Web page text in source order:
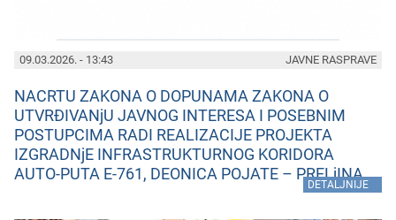
09.03.2026. - 13:43
NACRTU ZAKONA O DOPUNAMA ZAKONA O
UTVRĐIVANjU JAVNOG INTERESA I POSEBNIM
POSTUPCIMA RADI REALIZACIJE PROJEKTA
IZGRADNjE INFRASTRUKTURNOG KORIDORA
AUTO-PUTA E-761, DEONICA POJATE – PRELjINA
DETALJNIJE
JAVNE RASPRAVE